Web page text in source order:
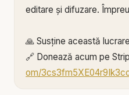
editare și difuzare.
🙏 Susține această
🔗 Donează acum pe
om/